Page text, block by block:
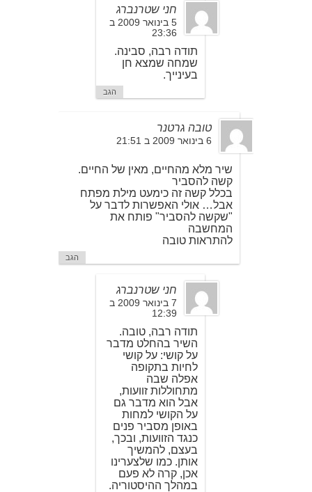
חני שטרנברג
5 בינואר 2009 ב
23:36
תודה רבה, סבינה.
שמחה שמצא חן
בעינייך.
הגב
טובה גרטנר
6 בינואר 2009 ב 21:51
שיר מלא מהחיים, מאין של החיים.
קשה להסביר
בכלל קשה זה כימעט מילת מפתח
אבל… אולי האפשרות לדבר על
"שקשה להסביר" פותח את
המחשבה
להתראות טובה
הגב
חני שטרנברג
7 בינואר 2009 ב
12:39
תודה רבה, טובה.
השיר בהחלט מדבר
על קושי: על קושי
לחיות בתקופה
אפלה שבה
מתחוללות זוועות,
אבל הוא מדבר גם
על הקושי למחות
באופן מסביר פנים
כנגד הזוועות, ובכך,
בעצם, להמשיך
אותן. כמו שלצערינו
אכן, קרה לא פעם
במהלך ההיסטוריה.